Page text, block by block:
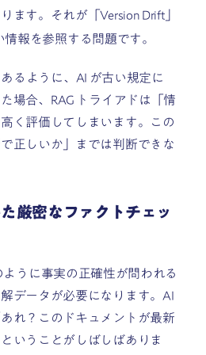
ます。それが「Version Drift」
報を参照する問題です。
るように、AI が古い規定に
場合、RAG トライアドは「情
く評価してしまいます。この
正しいか」までは判断できな
厳密なファクトチェッ
ように事実の正確性が問われる
データが必要になります。AI
れ？このドキュメントが最新
いうことがしばしばありま